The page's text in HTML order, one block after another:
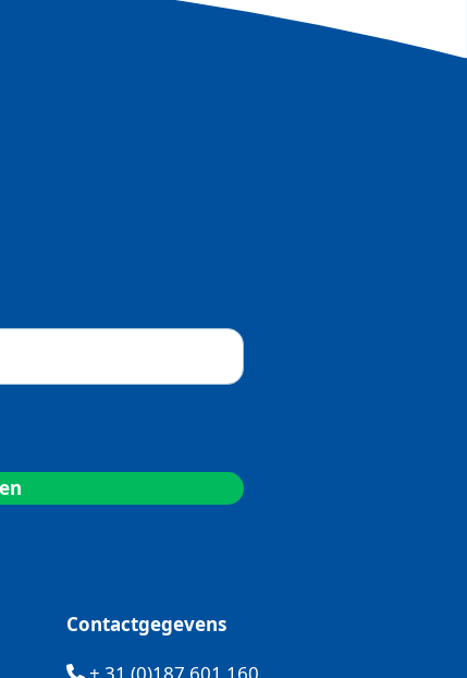
Contactgegevens
+ 31 (0)187 601 160